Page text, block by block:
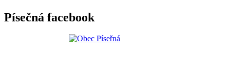
Písečná facebook